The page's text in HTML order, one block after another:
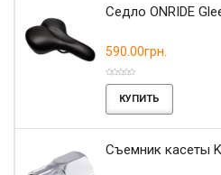
Седло ONRIDE
590.00грн.
КУПИТЬ
Съемник касеты